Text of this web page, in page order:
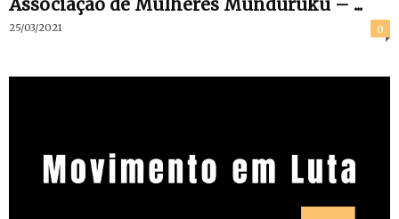
Associação de Mulheres Munduruku – ...
25/03/2021 0